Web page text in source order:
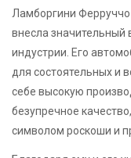
Ламборгини
внесла значительный
индустрии. Его
для состоятельных и
себе высокую
безупречное
символом роскоши и